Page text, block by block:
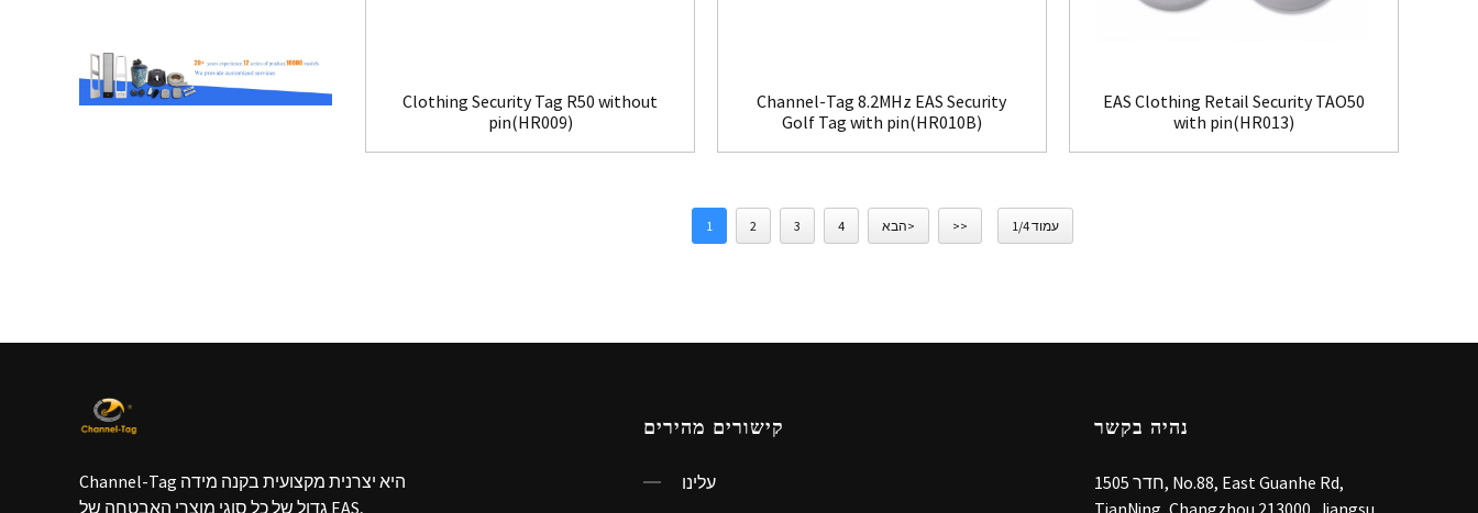
Clothing Security Tag R50 without
pin(HR009)
Channel-Tag 8.2MHz EAS Security
Golf Tag with pin(HR010B)
EAS Clothing Retail Security TAO50
with pin(HR013)
1 2 3 4 הבא> >> עמוד 1/4
Channel-Tag היא יצרנית מקצועית בקנה מידה
גדול של כל סוגי מוצרי האבטחה של EAS,
קישורים מהירים
עלינו
נהיה בקשר
חדר 1505, No.88, East Guanhe Rd,